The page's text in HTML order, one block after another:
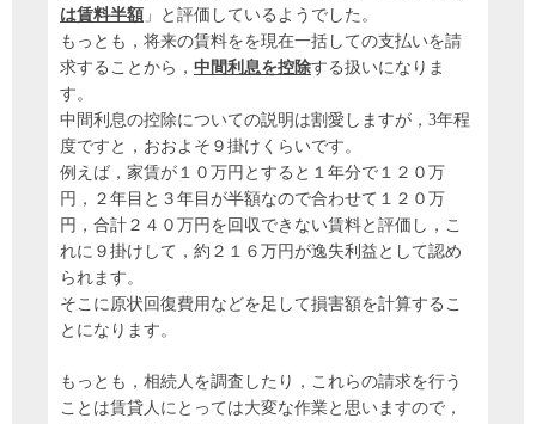
は賃料半額 」と評価しているようでした。
もっとも，将来の賃料をを現在一括しての支払いを請
求することから， 中間利息を控除する扱いになりま
す。
中間利息の控除についての説明は割愛しますが，3年程
度ですと，おおよそ９掛けくらいです。
例えば，家賃が１０万円とすると１年分で１２０万
円，２年目と３年目が半額なので合わせて１２０万
円，合計２４０万円を回収できない賃料と評価し，こ
れに９掛けして，約２１６万円が逸失利益として認め
られます。
そこに原状回復費用などを足して損害額を計算するこ
とになります。
もっとも，相続人を調査したり，これらの請求を行う
ことは賃貸人にとっては大変な作業と思いますので，